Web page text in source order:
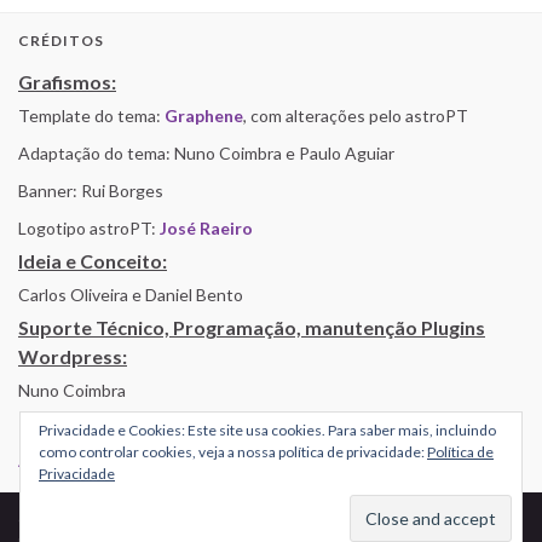
CRÉDITOS
Grafismos:
Template do tema: Graphene, com alterações pelo astroPT
Adaptação do tema: Nuno Coimbra e Paulo Aguiar
Banner: Rui Borges
Logotipo astroPT: José Raeiro
Ideia e Conceito:
Carlos Oliveira e Daniel Bento
Suporte Técnico, Programação, manutenção Plugins
Wordpress:
Nuno Coimbra
Alojamento por Simbiose
Privacidade e Cookies: Este site usa cookies. Para saber mais, incluindo
como controlar cookies, veja a nossa política de privacidade:Política de
Privacidade